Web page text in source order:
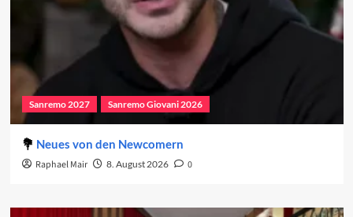
Sanremo 2027 Sanremo Giovani 2026
Neues von den Newcomern
Raphael Mair 8. August 2026 0